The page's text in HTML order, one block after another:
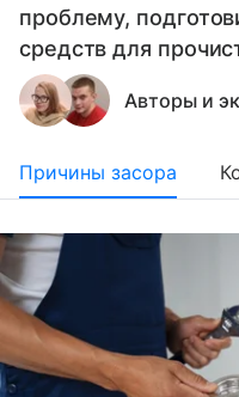
проблему,
средств для
Авторы и
Причины засора